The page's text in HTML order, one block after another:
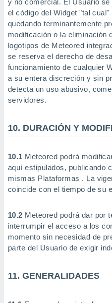
y no comercial. El Usuario
el código del Widget "tal
quedando terminantemente
modificación o la eliminación
logotipos de Meteored
se reserva el derecho de
funcionamiento de cualquier
a su entera discreción y sin
detecta un uso abusivo,
servidores.
10. DURACIÓN Y
10.1 Meteored podrá
aquí estipulados, publicando
mismas Plataformas . La
coincide con el tiempo de su
10.2 Meteored podrá dar por
interrumpir el acceso a los
momento sin necesidad de
parte del Usuario de exigir
11. GENERALIDADES